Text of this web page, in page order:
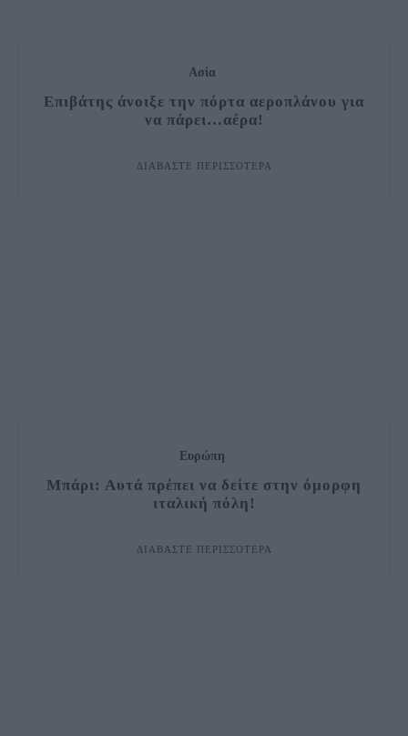
Ασία
Επιβάτης άνοιξε την πόρτα αεροπλάνου για
να πάρει…αέρα!
ΔΙΑΒΆΣΤΕ ΠΕΡΙΣΣΌΤΕΡΑ
Ευρώπη
Μπάρι: Αυτά πρέπει να δείτε στην όμορφη
ιταλική πόλη!
ΔΙΑΒΆΣΤΕ ΠΕΡΙΣΣΌΤΕΡΑ